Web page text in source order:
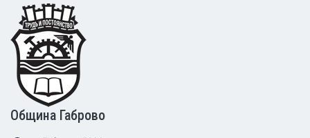
Footer
Община Габрово